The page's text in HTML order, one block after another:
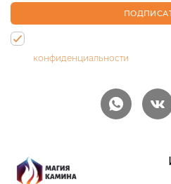
конфиденциальности